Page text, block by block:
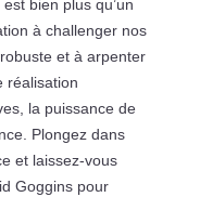
bien plus qu’un
à challenger nos
et à arpenter
réalisation
la puissance de
Plongez dans
et laissez-vous
Goggins pour